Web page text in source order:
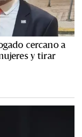
cercano a
y tirar